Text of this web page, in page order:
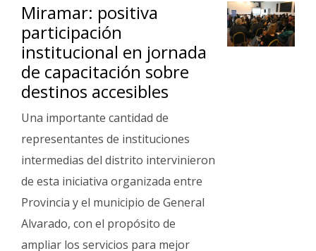
Miramar: positiva
participación
institucional en jornada
de capacitación sobre
destinos accesibles
Una importante cantidad de
representantes de instituciones
intermedias del distrito intervinieron
de esta iniciativa organizada entre
Provincia y el municipio de General
Alvarado, con el propósito de
ampliar los servicios para mejor